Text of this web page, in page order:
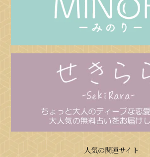
人気の関連サイト